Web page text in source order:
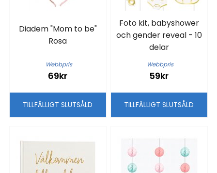
Diadem "Mom to be"
Rosa
Webbpris
69kr
TILLFÄLLIGT SLUTSÅLD
Foto kit, babyshower
och gender reveal - 10
delar
Webbpris
59kr
TILLFÄLLIGT SLUTSÅLD